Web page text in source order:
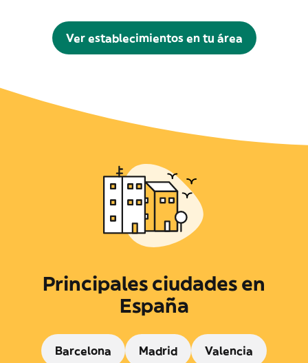
Ver establecimientos en tu área
Principales ciudades en
España
Barcelona Madrid Valencia